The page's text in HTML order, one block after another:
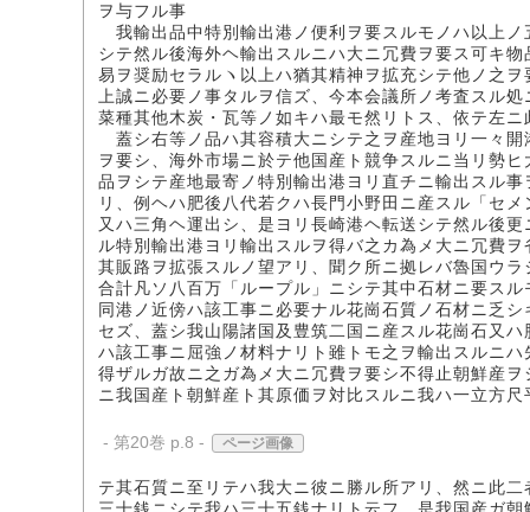
ヲ与フル事
我輸出品中特別輸出港ノ便利ヲ要スルモノハ以上
シテ然ル後海外ヘ輸出スルニハ大ニ冗費ヲ要ス可キ
易ヲ奨励セラルヽ以上ハ猶其精神ヲ拡充シテ他ノ之
上誠ニ必要ノ事タルヲ信ズ、今本会議所ノ考査スル
菜種其他木炭・瓦等ノ如キハ最モ然リトス、依テ左
蓋シ右等ノ品ハ其容積大ニシテ之ヲ産地ヨリ一々
ヲ要シ、海外市場ニ於テ他国産ト競争スルニ当リ勢
品ヲシテ産地最寄ノ特別輸出港ヨリ直チニ輸出スル
リ、例ヘハ肥後八代若クハ長門小野田ニ産スル「セ
又ハ三角ヘ運出シ、是ヨリ長崎港ヘ転送シテ然ル後
ル特別輸出港ヨリ輸出スルヲ得バ之カ為メ大ニ冗費
其販路ヲ拡張スルノ望アリ、聞ク所ニ拠レバ魯国ウ
合計凡ソ八百万「ループル」ニシテ其中石材ニ要ス
同港ノ近傍ハ該工事ニ必要ナル花崗石質ノ石材ニ乏
セズ、蓋シ我山陽諸国及豊筑二国ニ産スル花崗石又
ハ該工事ニ屈強ノ材料ナリト雖トモ之ヲ輸出スルニ
得ザルガ故ニ之ガ為メ大ニ冗費ヲ要シ不得止朝鮮産
ニ我国産ト朝鮮産ト其原価ヲ対比スルニ我ハ一立方
- 第20巻 p.8 - ページ画像
テ其石質ニ至リテハ我大ニ彼ニ勝ル所アリ、然ニ此